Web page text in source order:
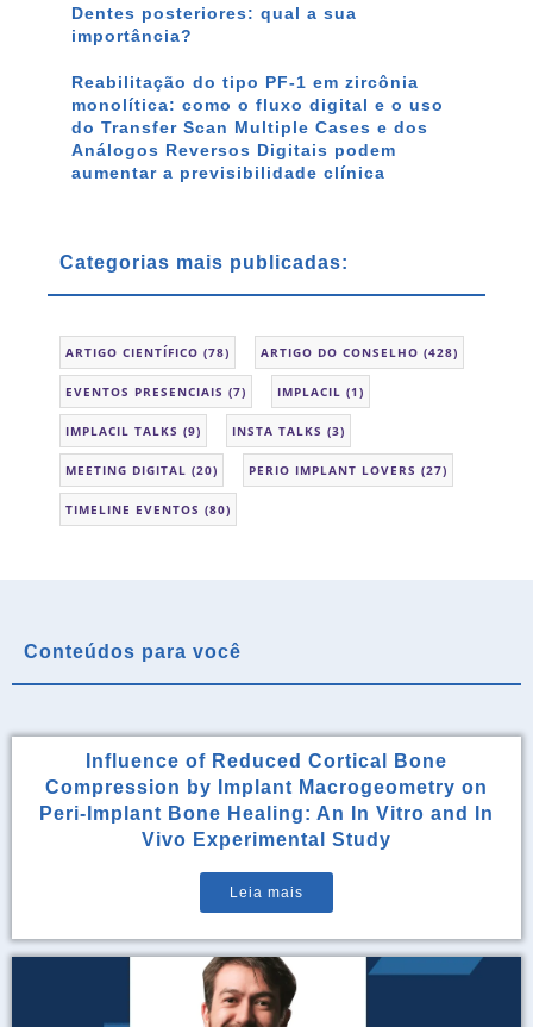
Dentes posteriores: qual a sua
importância?
Reabilitação do tipo PF-1 em zircônia
monolítica: como o fluxo digital e o uso
do Transfer Scan Multiple Cases e dos
Análogos Reversos Digitais podem
aumentar a previsibilidade clínica
Categorias mais publicadas:
ARTIGO CIENTÍFICO (78) ARTIGO DO CONSELHO (428)
EVENTOS PRESENCIAIS (7) IMPLACIL (1)
IMPLACIL TALKS (9) INSTA TALKS (3)
MEETING DIGITAL (20) PERIO IMPLANT LOVERS (27)
TIMELINE EVENTOS (80)
Conteúdos para você
Influence of Reduced Cortical Bone
Compression by Implant Macrogeometry on
Peri-Implant Bone Healing: An In Vitro and In
Vivo Experimental Study
Leia mais